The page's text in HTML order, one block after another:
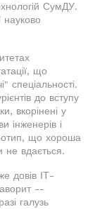
СумДУ.
що
спеціальності.
до вступу
вкорінені у
інженерів і
що хороша
не вдається.
довів ІТ-
--
галузь